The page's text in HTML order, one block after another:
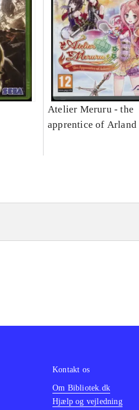
Atelier Meruru - the
apprentice of Arland
Kontakt os
Om Bibliotek.dk
Hjælp og vejledning